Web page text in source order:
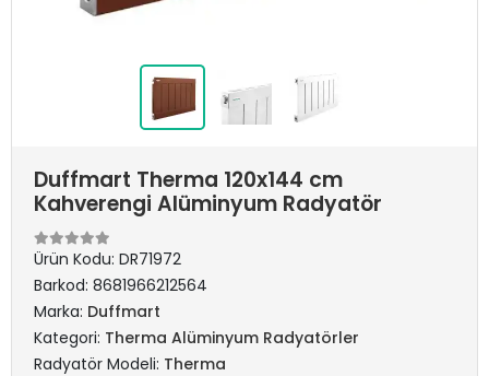
Duffmart Therma 120x144 cm
Kahverengi Alüminyum Radyatör
Ürün Kodu: DR71972
Barkod: 8681966212564
Marka: Duffmart
Kategori: Therma Alüminyum Radyatörler
Radyatör Modeli: Therma